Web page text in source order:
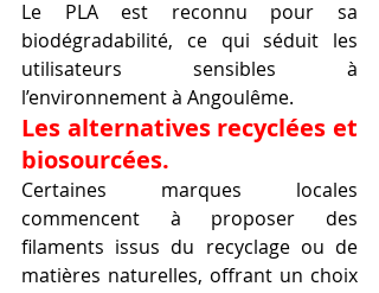
Le PLA est reconnu pour sa
biodégradabilité, ce qui séduit les
utilisateurs sensibles à
l’environnement à Angoulême.
Les alternatives recyclées et
biosourcées.
Certaines marques locales
commencent à proposer des
filaments issus du recyclage ou de
matières naturelles, offrant un choix